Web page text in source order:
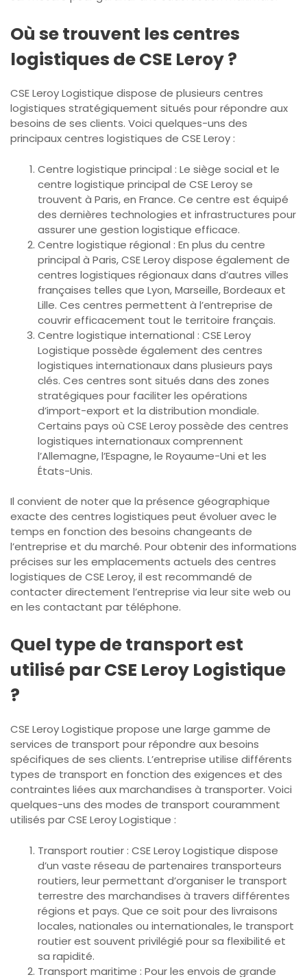
Où se trouvent les centres
logistiques de CSE Leroy ?
CSE Leroy Logistique dispose de plusieurs centres
logistiques stratégiquement situés pour répondre aux
besoins de ses clients. Voici quelques-uns des
principaux centres logistiques de CSE Leroy :
Centre logistique principal : Le siège social et le
centre logistique principal de CSE Leroy se
trouvent à Paris, en France. Ce centre est équipé
des dernières technologies et infrastructures pour
assurer une gestion logistique efficace.
Centre logistique régional : En plus du centre
principal à Paris, CSE Leroy dispose également de
centres logistiques régionaux dans d’autres villes
françaises telles que Lyon, Marseille, Bordeaux et
Lille. Ces centres permettent à l’entreprise de
couvrir efficacement tout le territoire français.
Centre logistique international : CSE Leroy
Logistique possède également des centres
logistiques internationaux dans plusieurs pays
clés. Ces centres sont situés dans des zones
stratégiques pour faciliter les opérations
d’import-export et la distribution mondiale.
Certains pays où CSE Leroy possède des centres
logistiques internationaux comprennent
l’Allemagne, l’Espagne, le Royaume-Uni et les
États-Unis.
Il convient de noter que la présence géographique
exacte des centres logistiques peut évoluer avec le
temps en fonction des besoins changeants de
l’entreprise et du marché. Pour obtenir des informations
précises sur les emplacements actuels des centres
logistiques de CSE Leroy, il est recommandé de
contacter directement l’entreprise via leur site web ou
en les contactant par téléphone.
Quel type de transport est
utilisé par CSE Leroy Logistique
?
CSE Leroy Logistique propose une large gamme de
services de transport pour répondre aux besoins
spécifiques de ses clients. L’entreprise utilise différents
types de transport en fonction des exigences et des
contraintes liées aux marchandises à transporter. Voici
quelques-uns des modes de transport couramment
utilisés par CSE Leroy Logistique :
Transport routier : CSE Leroy Logistique dispose
d’un vaste réseau de partenaires transporteurs
routiers, leur permettant d’organiser le transport
terrestre des marchandises à travers différentes
régions et pays. Que ce soit pour des livraisons
locales, nationales ou internationales, le transport
routier est souvent privilégié pour sa flexibilité et
sa rapidité.
Transport maritime : Pour les envois de grande